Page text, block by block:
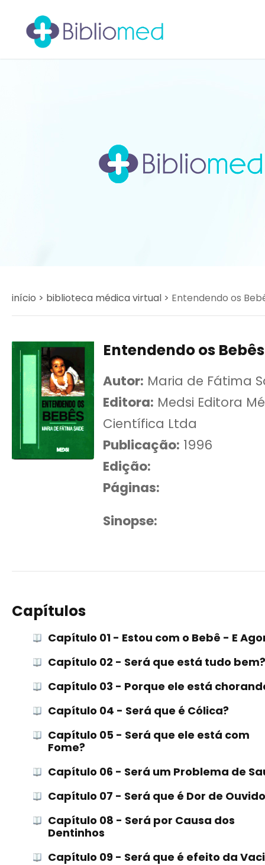
início > biblioteca médica virtual > Entendendo os
Entendendo os Bebês
Autor: Maria de Fátima
Editora: Medsi Editora
Científica Ltda
Publicação: 1996
Edição:
Páginas:
Sinopse:
Capítulos
Capítulo 01 - Estou com o Bebê - E
Capítulo 02 - Será que está tudo bem?
Capítulo 03 - Porque ele está
Capítulo 04 - Será que é Cólica?
Capítulo 05 - Será que ele está com
Fome?
Capítulo 06 - Será um Problema de
Capítulo 07 - Será que é Dor de
Capítulo 08 - Será por Causa dos
Dentinhos
Capítulo 09 - Será que é efeito da